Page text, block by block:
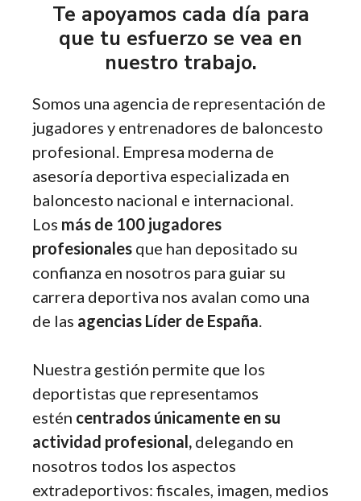
Te apoyamos cada día para
que tu esfuerzo se vea en
nuestro trabajo.
Somos una agencia de representación de
jugadores y entrenadores de baloncesto
profesional. Empresa moderna de
asesoría deportiva especializada en
baloncesto nacional e internacional.
Los más de 100 jugadores
profesionales que han depositado su
confianza en nosotros para guiar su
carrera deportiva nos avalan como una
de las agencias Líder de España.
Nuestra gestión permite que los
deportistas que representamos
estén centrados únicamente en su
actividad profesional, delegando en
nosotros todos los aspectos
extradeportivos: fiscales, imagen, medios